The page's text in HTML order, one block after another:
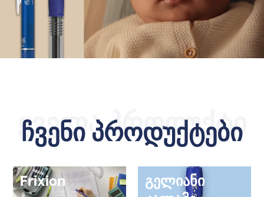
ყველა პროდუქტი
ჩვენი პროდუქტები
Frixion
გელიანი